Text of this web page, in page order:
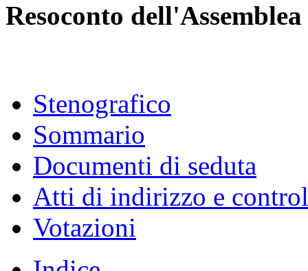
Resoconto dell'Assemblea
Stenografico
Sommario
Documenti di seduta
Atti di indirizzo e
Votazioni